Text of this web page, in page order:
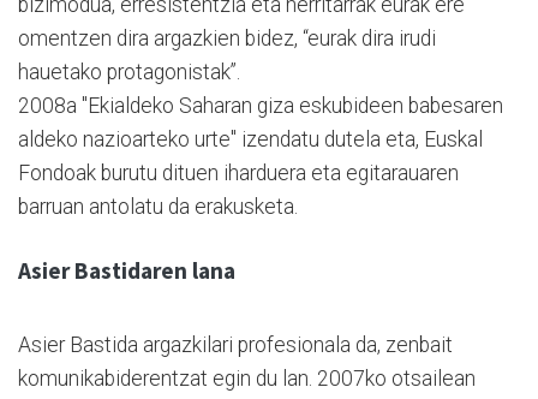
omentzen dira argazkien bidez, “eurak dira irudi
hauetako protagonistak”.
2008a "Ekialdeko Saharan giza eskubideen babesaren
aldeko nazioarteko urte" izendatu dutela eta, Euskal
Fondoak burutu dituen iharduera eta egitarauaren
barruan antolatu da erakusketa.
Asier Bastidaren lana
Asier Bastida argazkilari profesionala da, zenbait
komunikabiderentzat egin du lan. 2007ko otsailean